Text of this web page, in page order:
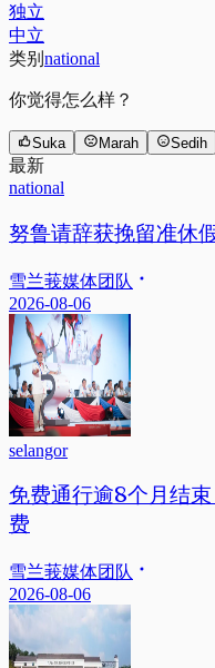
独立
中立
类别 national
你觉得怎么样？
Suka Marah Sedih
最新
national
努鲁请辞获挽留准休
雪兰莪媒体团队
2026-08-06
selangor
免费通行逾8个月结
费
雪兰莪媒体团队
2026-08-06